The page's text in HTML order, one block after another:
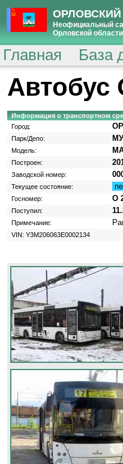
Неофициальный
Орловской области
Главная База
Автобус
Информация о транспортном
Город:
Парк/Депо:
Модель:
Построен:
Заводской номер:
Текущее состояние:
Госномер: О
Поступил:
Примечание:
VIN: Y3M206063E0002134